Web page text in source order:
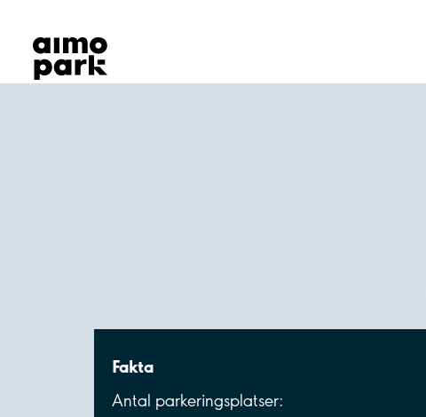
Hitta parkering
Samarbete
Kundservice
Fakta
Antal parkeringsplatser: